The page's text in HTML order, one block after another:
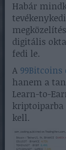
Habár
digitális
fedi le.
A 99Bitcoins
hanem a
Learn-to-
kell.